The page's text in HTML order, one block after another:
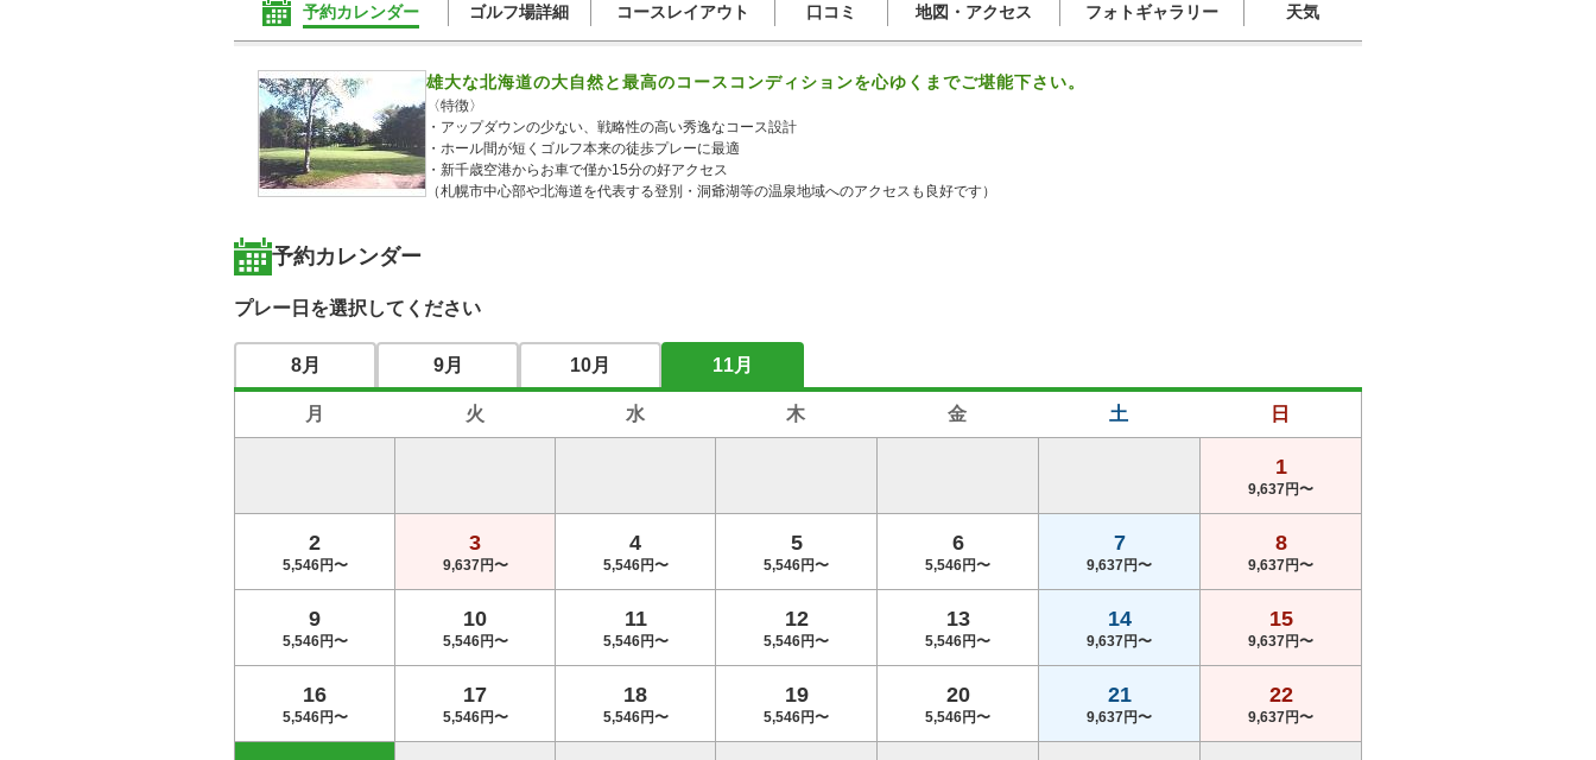
予約カレンダー ゴルフ場詳細 コースレイアウト 口コミ 地図・アクセス フォトギャラリー 天気
雄大な北海道の大自然と最高のコースコンディションを心ゆくまでご堪能下さい。
〈特徴〉
・アップダウンの少ない、戦略性の高い秀逸なコース設計
・ホール間が短くゴルフ本来の徒歩プレーに最適
・新千歳空港からお車で僅か15分の好アクセス
（札幌市中心部や北海道を代表する登別・洞爺湖等の温泉地域へのアクセスも良好です）
予約カレンダー
プレー日を選択してください
8月 9月 10月 11月
月 火 水 木 金 土 日
1
9,637円〜
2
5,546円〜
3
9,637円〜
4
5,546円〜
5
5,546円〜
6
5,546円〜
7
9,637円〜
8
9,637円〜
9
5,546円〜
10
5,546円〜
11
5,546円〜
12
5,546円〜
13
5,546円〜
14
9,637円〜
15
9,637円〜
16
5,546円〜
17
5,546円〜
18
5,546円〜
19
5,546円〜
20
5,546円〜
21
9,637円〜
22
9,637円〜